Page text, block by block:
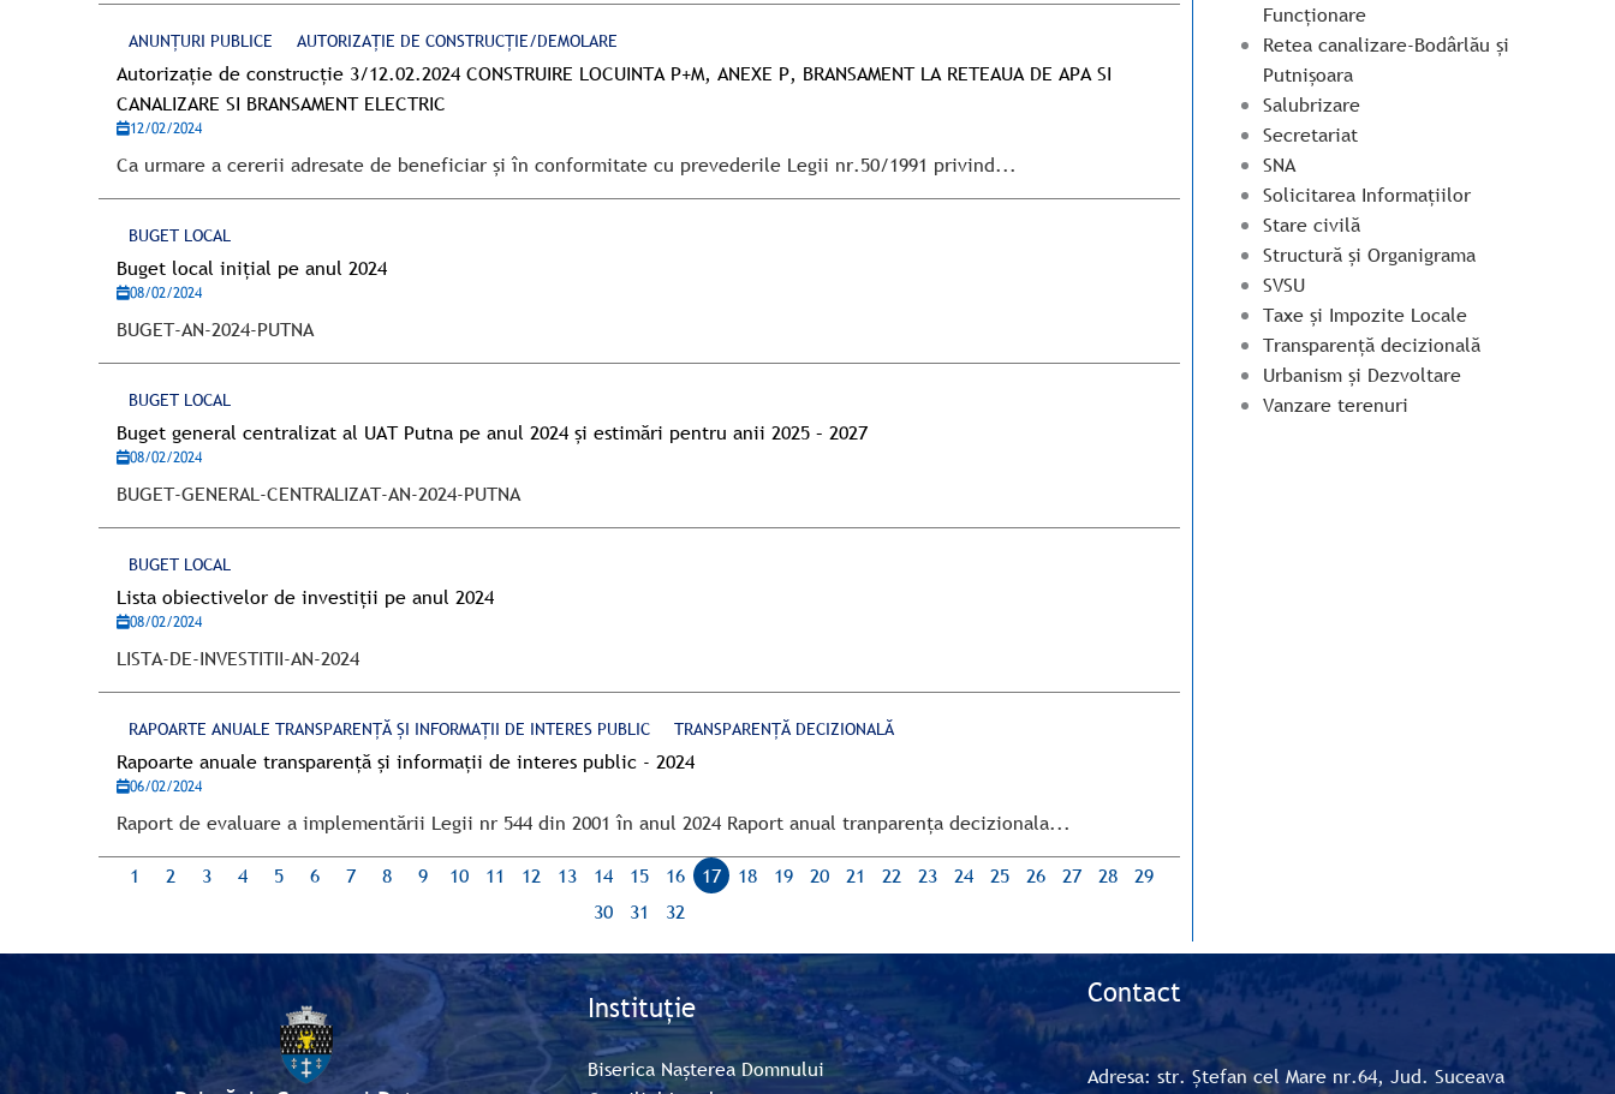
ANUNȚURI PUBLICE AUTORIZAȚIE DE CONSTRUCȚIE/DEMOLARE
Autorizație de construcție 3/12.02.2024 CONSTRUIRE LOCUINTA P+M, ANEXE P, BRANSAMENT LA RETEAUA DE APA SI
CANALIZARE SI BRANSAMENT ELECTRIC
12/02/2024
Ca urmare a cererii adresate de beneficiar și în conformitate cu prevederile Legii nr.50/1991 privind...
BUGET LOCAL
Buget local inițial pe anul 2024
08/02/2024
BUGET-AN-2024-PUTNA
BUGET LOCAL
Buget general centralizat al UAT Putna pe anul 2024 și estimări pentru anii 2025 – 2027
08/02/2024
BUGET-GENERAL-CENTRALIZAT-AN-2024-PUTNA
BUGET LOCAL
Lista obiectivelor de investiții pe anul 2024
08/02/2024
LISTA-DE-INVESTITII-AN-2024
RAPOARTE ANUALE TRANSPARENȚĂ ȘI INFORMAȚII DE INTERES PUBLIC TRANSPARENȚĂ DECIZIONALĂ
Rapoarte anuale transparență și informații de interes public - 2024
06/02/2024
Raport de evaluare a implementării Legii nr 544 din 2001 în anul 2024 Raport anual tranparența decizionala...
1
2 3 4 5 6 7 8 9 10 11 12 13 14 15 16 17 18 19 20 21 22 23 24 25 26 27 28
29
30
31 32
Funcționare
Retea canalizare-Bodârlău și
Putnișoara
Salubrizare
Secretariat
SNA
Solicitarea Informațiilor
Stare civilă
Structură și Organigrama
SVSU
Taxe și Impozite Locale
Transparență decizională
Urbanism și Dezvoltare
Vanzare terenuri
Instituție
Biserica Nașterea Domnului
Contact
Adresa: str. Ștefan cel Mare nr.64, Jud. Suceava